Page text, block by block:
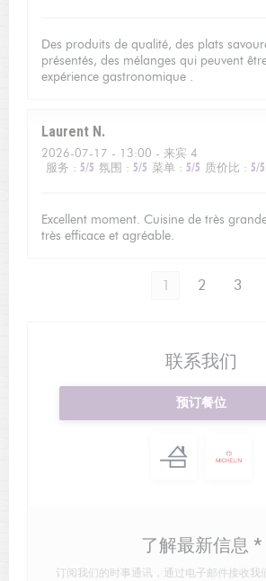
Des produits de qualité, des plats
présentés, des mélanges qui peuvent
expérience gastronomique .
Laurent N
2026-07-17 - 13:00 - 来宾 4
服务 : 5/5 氛围 : 5/5 菜单 : 5/5 质价比 : 5/5
Excellent moment. Cuisine de très
très efficace et agréable.
1 2 3
联系我们
预订餐位
了解最新信息 *
订阅我们的时事通讯，通过电子邮件接收我